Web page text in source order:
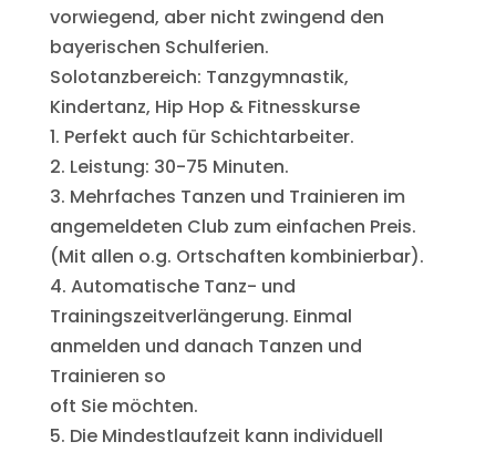
vorwiegend, aber nicht zwingend den
bayerischen Schulferien.
Solotanzbereich: Tanzgymnastik,
Kindertanz, Hip Hop & Fitnesskurse
1. Perfekt auch für Schichtarbeiter.
2. Leistung: 30-75 Minuten.
3. Mehrfaches Tanzen und Trainieren im
angemeldeten Club zum einfachen Preis.
(Mit allen o.g. Ortschaften kombinierbar).
4. Automatische Tanz- und
Trainingszeitverlängerung. Einmal
anmelden und danach Tanzen und
Trainieren so
oft Sie möchten.
5. Die Mindestlaufzeit kann individuell